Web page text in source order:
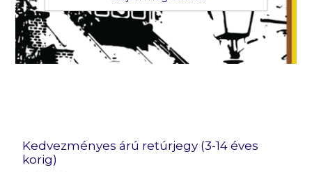
Kedvezményes árú retúrjegy (3-14 éves
korig)